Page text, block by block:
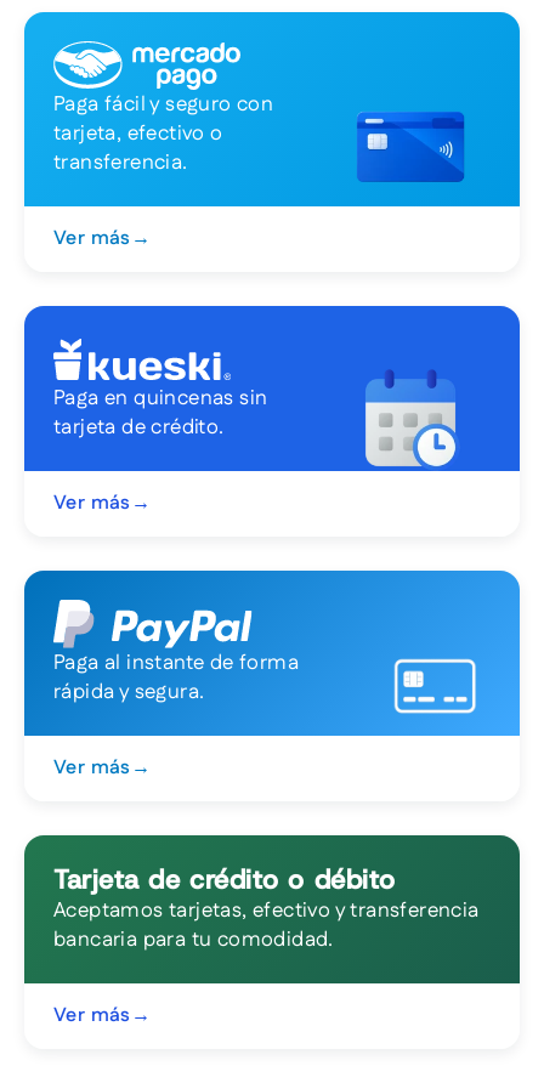
Paga fácil y seguro con
tarjeta, efectivo o
transferencia.
Ver más →
Paga en quincenas sin
tarjeta de crédito.
Ver más →
Paga al instante de forma
rápida y segura.
Ver más →
Tarjeta de crédito o débito
Aceptamos tarjetas, efectivo y transferencia
bancaria para tu comodidad.
Ver más →